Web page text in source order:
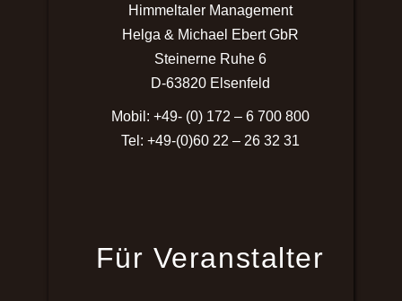
Himmeltaler Management
Helga & Michael Ebert GbR
Steinerne Ruhe 6
D-63820 Elsenfeld
Mobil: +49- (0) 172 – 6 700 800
Tel: +49-(0)60 22 – 26 32 31
Für Veranstalter